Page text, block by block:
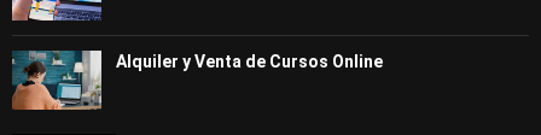
Alquiler y Venta de Cursos Online